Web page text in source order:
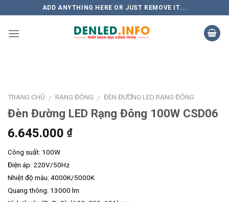
to
content
ADD ANYTHING HERE OR JUST REMOVE IT...
TRANG CHỦ / RẠNG ĐÔNG / ĐÈN ĐƯỜNG LED RẠNG ĐÔNG
Đèn Đường LED Rạng Đông 100W CSD06
6.645.000 ₫
Công suất: 100W
Điện áp: 220V/50Hz
Nhiệt độ màu: 4000K/5000K
Quang thông: 13000 lm